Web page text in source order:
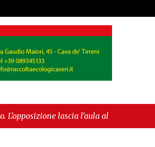
l'aula al momento del voto"